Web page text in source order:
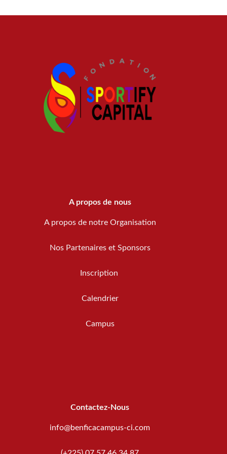
A propos de nous
A propos de notre Organisation
Nos Partenaires et Sponsors
Inscription
Calendrier
Campus
Contactez-Nous
info@benficacampus-ci.com